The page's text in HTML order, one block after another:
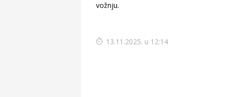
vožnju.
13.11.2025. u 12:14